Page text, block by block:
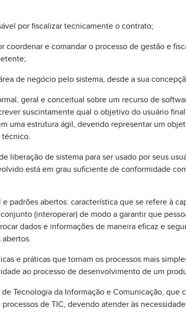
por fiscalizar tecnicamente o contrato;
coordenar e comandar o processo de gestão e
de negócio pelo sistema, desde a sua
geral e conceitual sobre um recurso de
suscintamente qual o objetivo do usuário
uma estrutura ágil, devendo representar um
técnico.
liberação de sistema para ser usado por seus
está em grau suficiente de conformidade
padrões abertos: característica que se refere à
(interoperar) de modo a garantir que
dados e informações de maneira eficaz e
e práticas que tornam os processos mais
ao processo de desenvolvimento de um
Tecnologia da Informação e Comunicação, que
de TIC, devendo atender às